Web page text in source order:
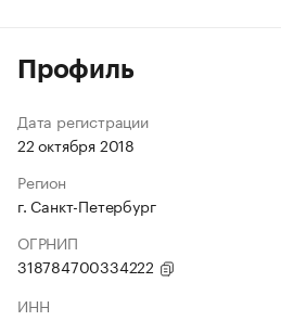
Профиль
Дата регистрации
22 октября 2018
Регион
г. Санкт-Петербург
ОГРНИП
318784700334222
ИНН